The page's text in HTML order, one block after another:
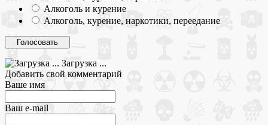
Алкоголь и курение
Алкоголь, курение, наркотики, переедание
Загрузка ...
Добавить свой комментарий
Ваше имя
Ваш e-mail